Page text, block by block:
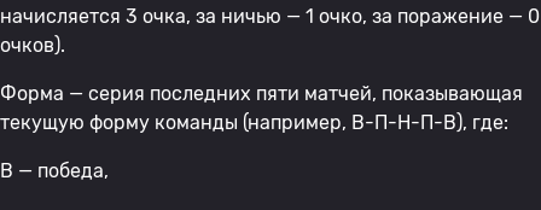
начисляется 3 очка, за ничью — 1 очко, за поражение — 0
очков).
Форма — серия последних пяти матчей, показывающая
текущую форму команды (например, В-П-Н-П-В), где:
В — победа,